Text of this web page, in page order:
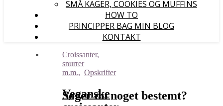
SMÅ KAGER, COOKIES OG MUFFINS
HOW TO
PRINCIPPER BAG MIN BLOG
KONTAKT
Croissanter,
snurrer
m.m., Opskrifter
Veganske
Søger du noget bestemt?